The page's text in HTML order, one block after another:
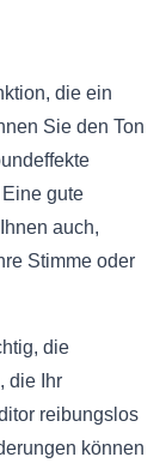
die ein
Sie den Ton
gute
auch,
Stimme oder
die
die Ihr
reibungslos
können